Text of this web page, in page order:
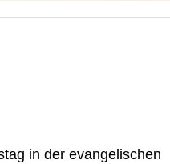
in der evangelischen